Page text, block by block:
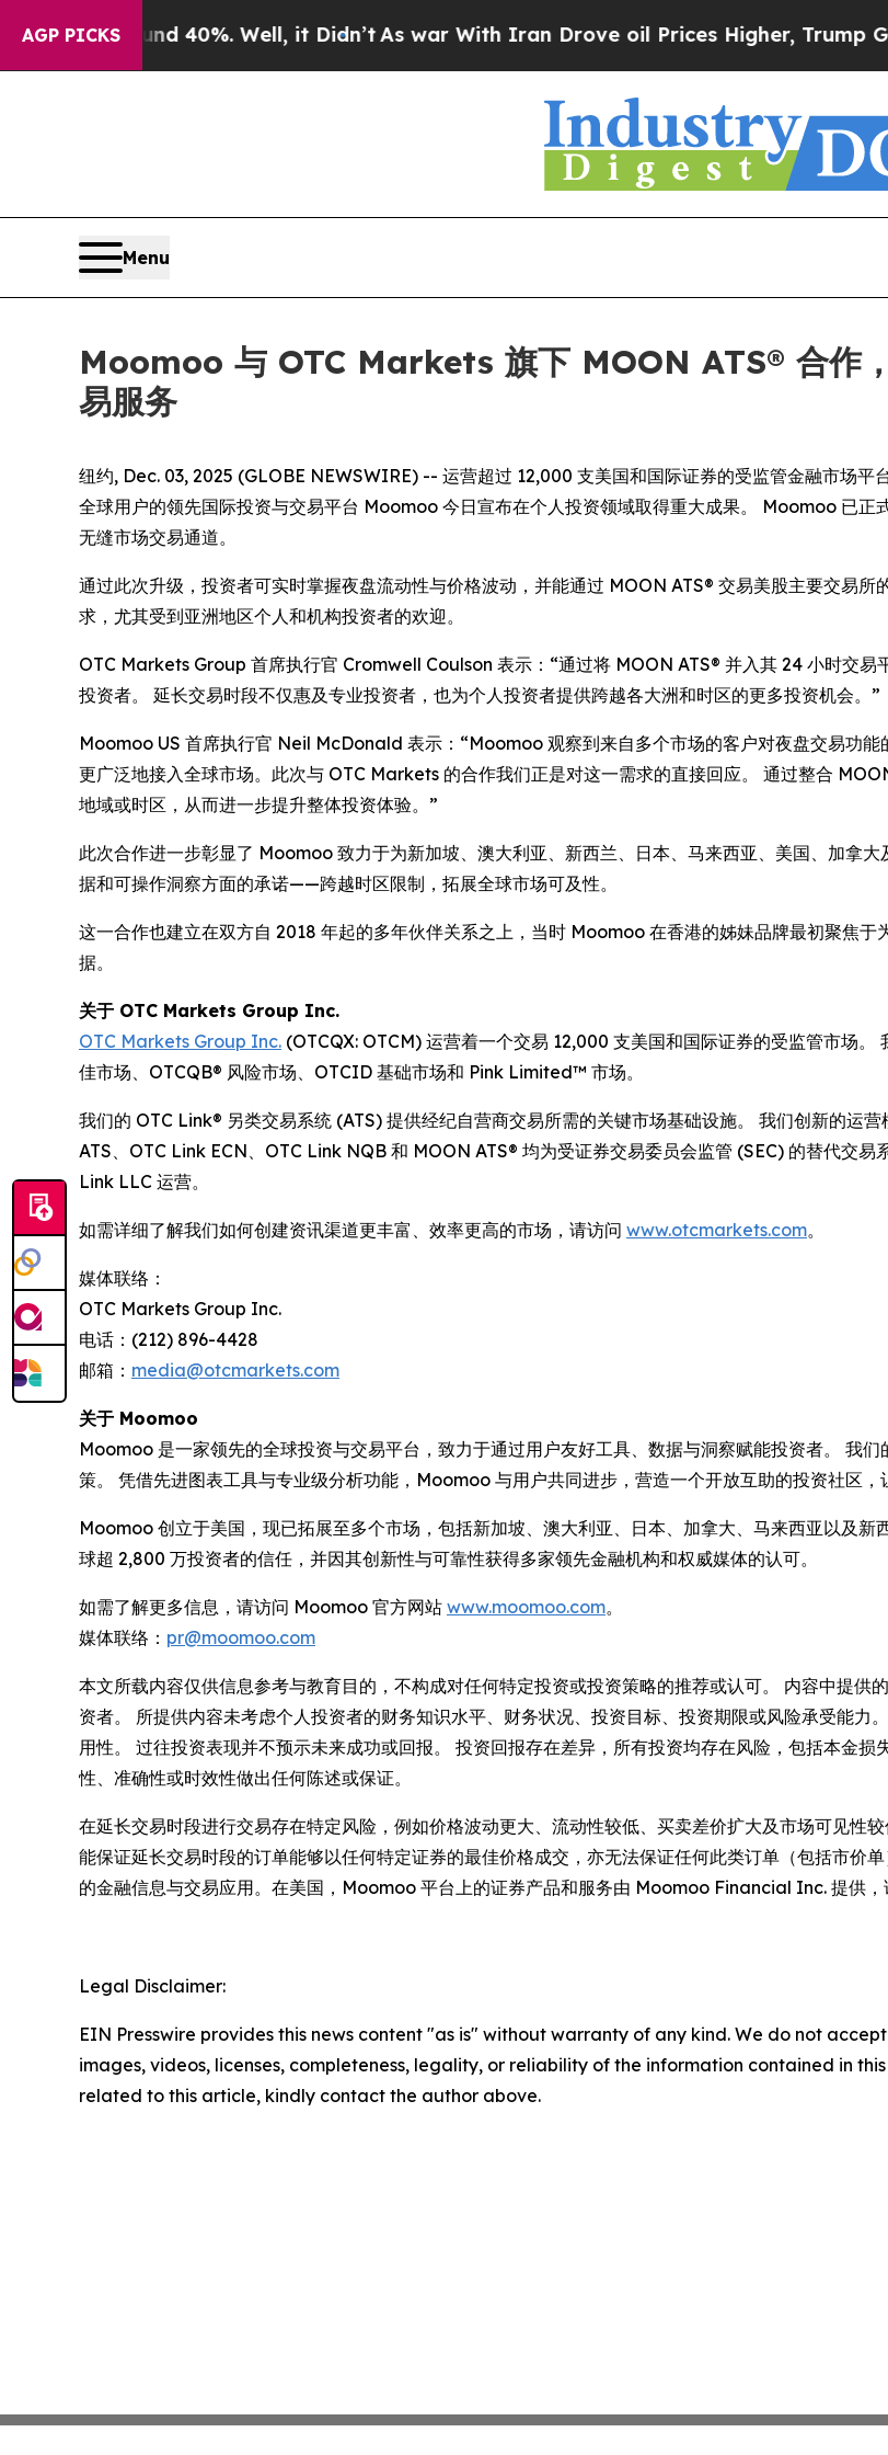
AGP PICKS
Around 40%. Well, it Didn’t As war With Iran Drove oil Prices Higher, Trump Gave
Menu
Moomoo 与 OTC Markets 旗下 MOON ATS® 合作
易服务
纽约, Dec. 03, 2025 (GLOBE NEWSWIRE) -- 运营超过 12,000 支美国和国际证券的受监管金融市场
全球用户的领先国际投资与交易平台 Moomoo 今日宣布在个人投资领域取得重大成果。 Moomoo 已
无缝市场交易通道。
通过此次升级，投资者可实时掌握夜盘流动性与价格波动，并能通过 MOON ATS® 交易美股主要交易
求，尤其受到亚洲地区个人和机构投资者的欢迎。
OTC Markets Group 首席执行官 Cromwell Coulson 表示：“通过将 MOON ATS® 并入其 24 小时交易
投资者。 延长交易时段不仅惠及专业投资者，也为个人投资者提供跨越各大洲和时区的更多投资机会。”
Moomoo US 首席执行官 Neil McDonald 表示：“Moomoo 观察到来自多个市场的客户对夜盘交易功
更广泛地接入全球市场。此次与 OTC Markets 的合作我们正是对这一需求的直接回应。 通过整合
地域或时区，从而进一步提升整体投资体验。”
此次合作进一步彰显了 Moomoo 致力于为新加坡、澳大利亚、新西兰、日本、马来西亚、美国、加拿
据和可操作洞察方面的承诺——跨越时区限制，拓展全球市场可及性。
这一合作也建立在双方自 2018 年起的多年伙伴关系之上，当时 Moomoo 在香港的姊妹品牌最初聚焦
据。
关于 OTC Markets Group Inc.
OTC Markets Group Inc. (OTCQX: OTCM) 运营着一个交易 12,000 支美国和国际证券的受监管市场
佳市场、OTCQB® 风险市场、OTCID 基础市场和 Pink Limited™ 市场。
我们的 OTC Link® 另类交易系统 (ATS) 提供经纪自营商交易所需的关键市场基础设施。 我们创新的运
ATS、OTC Link ECN、OTC Link NQB 和 MOON ATS® 均为受证券交易委员会监管 (SEC) 的替代交
Link LLC 运营。
如需详细了解我们如何创建资讯渠道更丰富、效率更高的市场，请访问 www.otcmarkets.com。
媒体联络：
OTC Markets Group Inc.
电话：(212) 896-4428
邮箱： media@otcmarkets.com
关于 Moomoo
Moomoo 是一家领先的全球投资与交易平台，致力于通过用户友好工具、数据与洞察赋能投资者。 我
策。 凭借先进图表工具与专业级分析功能，Moomoo 与用户共同进步，营造一个开放互助的投资社区，
Moomoo 创立于美国，现已拓展至多个市场，包括新加坡、澳大利亚、日本、加拿大、马来西亚以及
球超 2,800 万投资者的信任，并因其创新性与可靠性获得多家领先金融机构和权威媒体的认可。
如需了解更多信息，请访问 Moomoo 官方网站 www.moomoo.com。
媒体联络： pr@moomoo.com
本文所载内容仅供信息参考与教育目的，不构成对任何特定投资或投资策略的推荐或认可。 内容中提供
资者。 所提供内容未考虑个人投资者的财务知识水平、财务状况、投资目标、投资期限或风险承受能力
用性。 过往投资表现并不预示未来成功或回报。 投资回报存在差异，所有投资均存在风险，包括本金
性、准确性或时效性做出任何陈述或保证。
在延长交易时段进行交易存在特定风险，例如价格波动更大、流动性较低、买卖差价扩大及市场可见
能保证延长交易时段的订单能够以任何特定证券的最佳价格成交，亦无法保证任何此类订单（包括市
的金融信息与交易应用。在美国，Moomoo 平台上的证券产品和服务由 Moomoo Financial Inc. 提供，
Legal Disclaimer:
EIN Presswire provides this news content "as is" without warranty of any kind. We do not
images, videos, licenses, completeness, legality, or reliability of the information contained in
related to this article, kindly contact the author above.